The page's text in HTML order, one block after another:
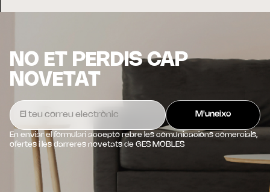
NO ET PERDIS CAP
NOVETAT
En enviar el formulari accepto rebre les comunicacions comercials,
ofertes i les darreres novetats de GES MOBLES